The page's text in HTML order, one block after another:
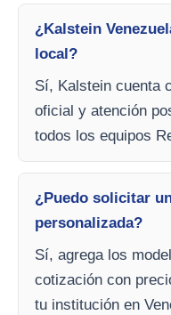
¿Kalstein
local?
Sí, Kalstein cuenta
oficial y atención
todos los equipos
¿Puedo solicitar
personalizada?
Sí, agrega los
cotización con
tu institución en